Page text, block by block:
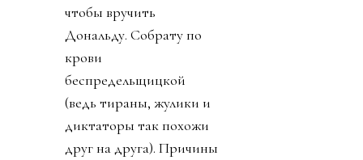
чтобы вручить
Дональду. Собрату по
крови
беспредельщицкой
(ведь тираны, жулики и
диктаторы так похожи
друг на друга). Причины